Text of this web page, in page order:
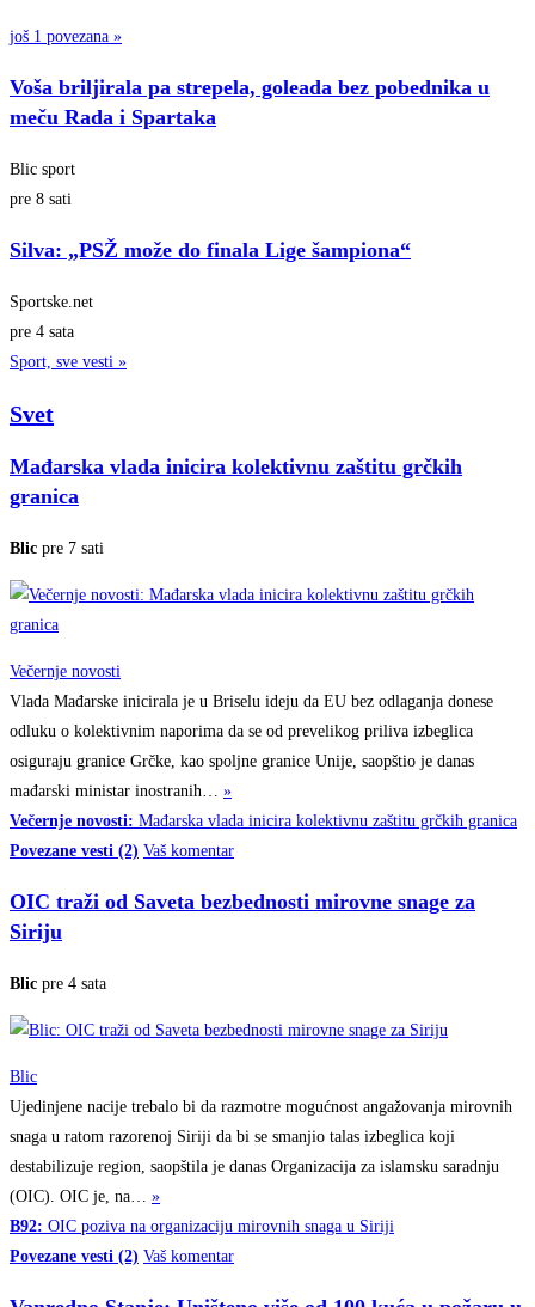
još 1 povezana »
Voša briljirala pa strepela, goleada bez pobednika u
meču Rada i Spartaka
Blic sport
pre 8 sati
Silva: „PSŽ može do finala Lige šampiona“
Sportske.net
pre 4 sata
Sport, sve vesti »
Svet
Mađarska vlada inicira kolektivnu zaštitu grčkih
granica
Blic pre 7 sati
Večernje novosti
Vlada Mađarske inicirala je u Briselu ideju da EU bez odlaganja donese
odluku o kolektivnim naporima da se od prevelikog priliva izbeglica
osiguraju granice Grčke, kao spoljne granice Unije, saopštio je danas
mađarski ministar inostranih… »
Večernje novosti: Mađarska vlada inicira kolektivnu zaštitu grčkih granica
Povezane vesti (2) Vaš komentar
OIC traži od Saveta bezbednosti mirovne snage za
Siriju
Blic pre 4 sata
Blic
Ujedinjene nacije trebalo bi da razmotre mogućnost angažovanja mirovnih
snaga u ratom razorenoj Siriji da bi se smanjio talas izbeglica koji
destabilizuje region, saopštila je danas Organizacija za islamsku saradnju
(OIC). OIC je, na… »
B92: OIC poziva na organizaciju mirovnih snaga u Siriji
Povezane vesti (2) Vaš komentar